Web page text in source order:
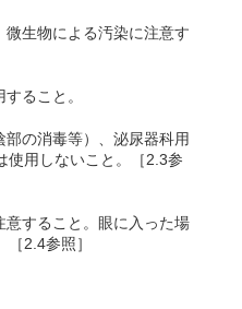
生物による汚染に注意す
ること。
の消毒等）、泌尿器科用
使用しないこと。［2.3参
すること。眼に入った場
2.4参照］